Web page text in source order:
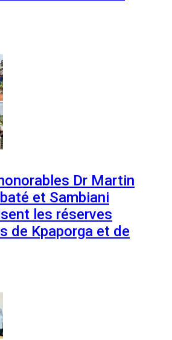
Dr Martin
et Sambiani
les réserves
de Kpaporga et de